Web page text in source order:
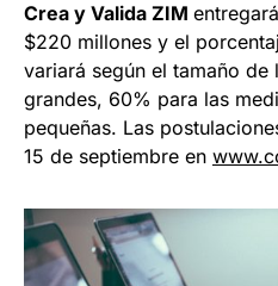
Crea y Valida ZIM
$220 millones y el
variará según el tamaño
grandes, 60% para las
pequeñas. Las
15 de septiembre en